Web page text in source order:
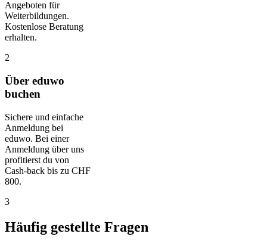
Angeboten für
Weiterbildungen.
Kostenlose Beratung
erhalten.
2
Über eduwo
buchen
Sichere und einfache
Anmeldung bei
eduwo. Bei einer
Anmeldung über uns
profitierst du von
Cash-back bis zu CHF
800.
3
Häufig gestellte Fragen